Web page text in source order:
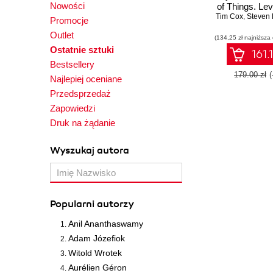
Nowości
Promocje
Outlet
Ostatnie sztuki
Bestsellery
Najlepiej oceniane
Przedsprzedaż
Zapowiedzi
Druk na żądanie
Wyszukaj autora
Popularni autorzy
Anil Ananthaswamy
Adam Józefiok
Witold Wrotek
Aurélien Géron
of Things.
full potential
IoT projects
Tim Cox, Steven
(134,25 zł
179.00 zł